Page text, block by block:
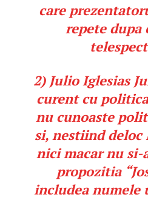
care
repete dupa
2) Julio Iglesias
curent cu
nu cunoaste
si, nestiind deloc
nici macar nu si-
propozitia
includea numele